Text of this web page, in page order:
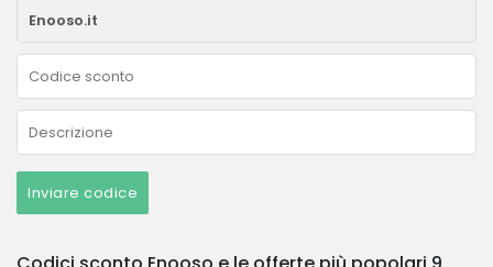
Inviare codice